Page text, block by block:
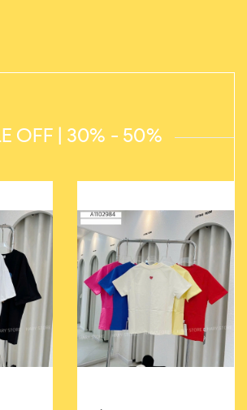
OFF | 30% - 50%